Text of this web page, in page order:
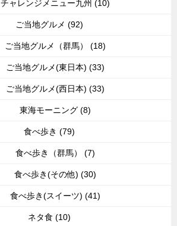
チャレンジメニュー九州 (10)
ご当地グルメ (92)
ご当地グルメ（群馬） (18)
ご当地グルメ(東日本) (33)
ご当地グルメ(西日本) (33)
東海モーニング (8)
食べ歩き (79)
食べ歩き（群馬） (7)
食べ歩き(その他) (30)
食べ歩き(スイーツ) (41)
ネタ食 (10)